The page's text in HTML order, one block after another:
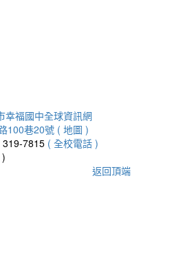
幸福國中全球資訊網
100巷20號 ( 地圖 )
319-7815 ( 全校電話 )
)
返回頂端